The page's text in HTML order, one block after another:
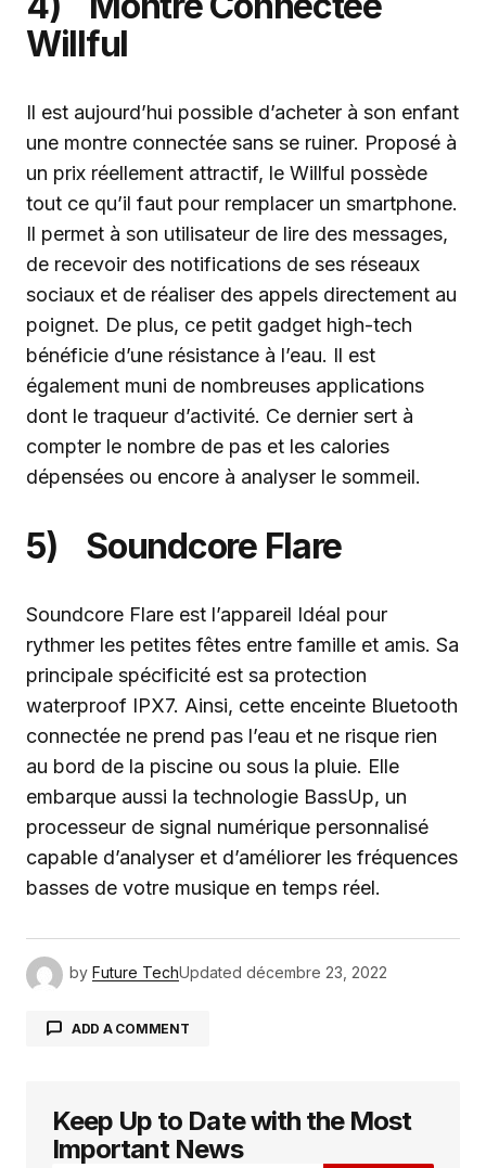
Willful
Il est aujourd’hui possible d’acheter à son enfant
une montre connectée sans se ruiner. Proposé à
un prix réellement attractif, le Willful possède
tout ce qu’il faut pour remplacer un smartphone.
Il permet à son utilisateur de lire des messages,
de recevoir des notifications de ses réseaux
sociaux et de réaliser des appels directement au
poignet. De plus, ce petit gadget high-tech
bénéficie d’une résistance à l’eau. Il est
également muni de nombreuses applications
dont le traqueur d’activité. Ce dernier sert à
compter le nombre de pas et les calories
dépensées ou encore à analyser le sommeil.
5) Soundcore Flare
Soundcore Flare est l’appareil Idéal pour
rythmer les petites fêtes entre famille et amis. Sa
principale spécificité est sa protection
waterproof IPX7. Ainsi, cette enceinte Bluetooth
connectée ne prend pas l’eau et ne risque rien
au bord de la piscine ou sous la pluie. Elle
embarque aussi la technologie BassUp, un
processeur de signal numérique personnalisé
capable d’analyser et d’améliorer les fréquences
basses de votre musique en temps réel.
by Future TechUpdated décembre 23, 2022
ADD A COMMENT
Votre adresse e-mail ne sera pas publiée. Les
champs obligatoires sont indiqués avec
Keep Up to Date with the Most
Important News